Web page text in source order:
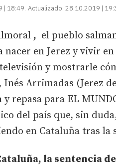
| 18:49 Actualizado: 28.10.2019 |
, el pueblo
nacer en Jerez y vivir
y mostrarle
Inés Arrimadas (Jerez
repasa para EL
del país que, sin
en Cataluña tras la
la sentencia